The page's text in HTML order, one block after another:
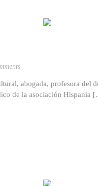
abogada, profesora del
de la asociación Hispania